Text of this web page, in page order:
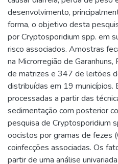
desenvolvimento,
forma, o objetivo desta
por Cryptosporidium spp. em
risco associados. Amostras
na Microrregião de
de matrizes e 347 de leitões
distribuídas em 19 municípios.
processadas a partir das
sedimentação com posterior
pesquisa de Cryptosporidium
oocistos por gramas de fezes
coinfecções associadas. Os
partir de uma análise